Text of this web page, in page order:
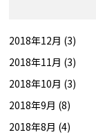
2018年12月 (3)
2018年11月 (3)
2018年10月 (3)
2018年9月 (8)
2018年8月 (4)